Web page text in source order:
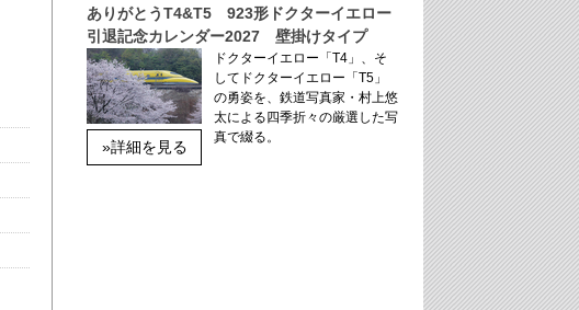
ありがとうT4&T5 923形ドクターイエロー
引退記念カレンダー2027 壁掛けタイプ
»詳細を見る
ドクターイエロー「T4」、そ
してドクターイエロー「T5」
の勇姿を、鉄道写真家・村上悠
太による四季折々の厳選した写
真で綴る。